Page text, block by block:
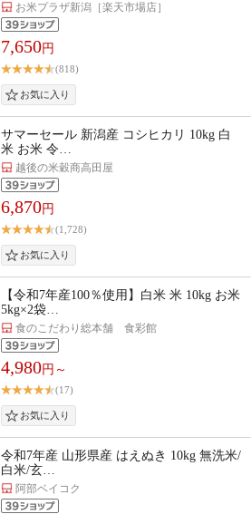
お米プラザ新潟［楽天市場店］
7,650円
(818)
サマーセール 新潟産 コシヒカリ 10kg 白
米 お米 令…
越後の米穀商高田屋
6,870円
(1,728)
【令和7年産100％使用】白米 米 10kg お米
5kg×2袋…
食のこだわり総本舗 食彩館
4,980円～
(17)
令和7年産 山形県産 はえぬき 10kg 無洗米/
白米/玄…
阿部ベイコク